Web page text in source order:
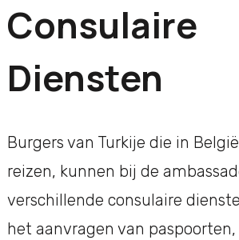
Consulaire
Diensten
Burgers van Turkije die in
reizen, kunnen bij de
verschillende consulaire
het aanvragen van paspoorten,